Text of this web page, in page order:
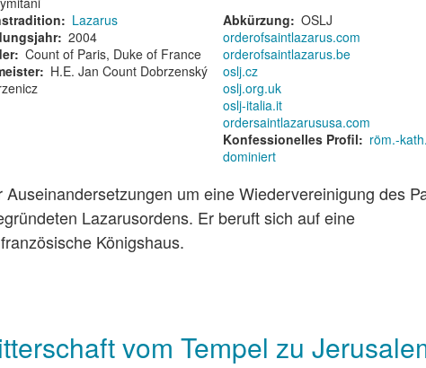
Lazarus
2004
Count of Paris, Duke of France
H.E. Jan Count Dobrzenský
Abkürzung
OSLJ
orderofsaintlazarus.com
orderofsaintlazarus.be
oslj.cz
oslj.org.uk
oslj-italia.it
ordersaintlazarususa.com
Konfessionelles Profil
röm.-kath.
dominiert
um eine Wiedervereinigung des
Lazarusordens. Er beruft sich auf eine
Königshaus.
vom Tempel zu